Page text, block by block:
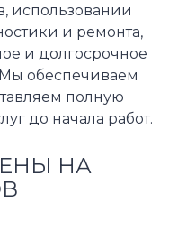
использовании
и ремонта,
и долгосрочное
обеспечиваем
полную
до начала работ.
НА